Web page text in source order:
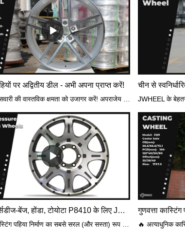
पर अद्वितीय डील - अभी अपना प्राप्त करें!
ऑडी, मर्सिडीज-बेंज, होंडा, टोयोटा P8410 के लिए JWHEEL कस्टम प्रोफेशनल ग्रेविटी कास्टिंग व्हील निर्माता
ग्रेविटी कास्टिंग पहिया निर्माण का सबसे सरल (और सस्ता) रूप है। इस प्रक्रिया में पिघला हुआ मिश्र धातु सीधे व्हील मोल्ड में डालना शामिल है, केवल का उपयोग करकेमिश्र धातु को मोल्ड में धकेलने के लिए गुरुत्वाकर्षण बल। यह सबसे कम सघन धातु बनाता है। इसलिए ग्रेविटी कास्ट मिश्र धातु को अन्य निर्माण विधियों में उपयोग की जाने वाली धातु की तुलना में मोटा और भारी होना चाहिए ताकि पहिया के लिए सुरक्षित रूप से उपयोग करने के लिए पर्याप्त ताकत हो।लागू मॉडल: वोक्सवैगन, ऑडी, मर्सिडीज-बेंज, होंडा, टोयोटा, हुंडई, किआ, माज़दा, निसान
गुणवत्ता कास्टिंग